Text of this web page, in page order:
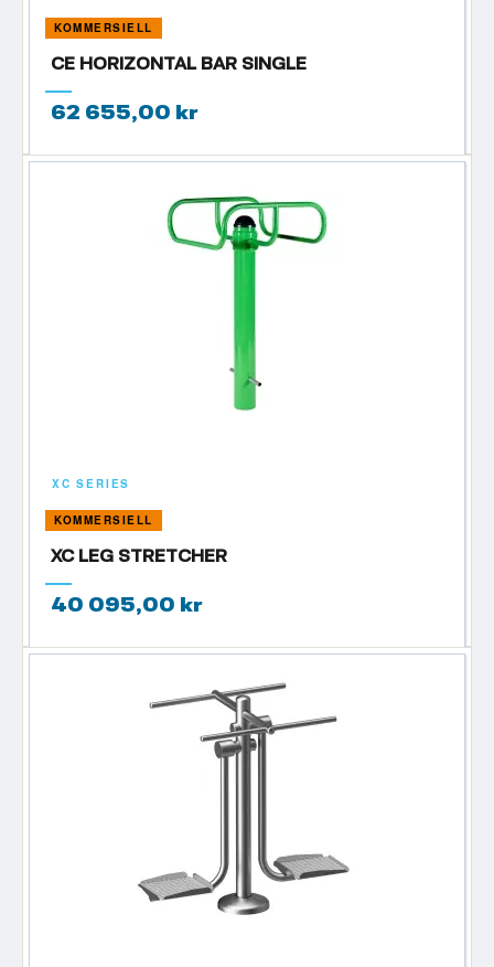
KOMMERSIELL
CE HORIZONTAL BAR SINGLE
62 655,00 kr
XC SERIES
KOMMERSIELL
XC LEG STRETCHER
40 095,00 kr